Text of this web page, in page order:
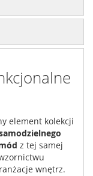
element kolekcji
z tej samej
wnętrz.